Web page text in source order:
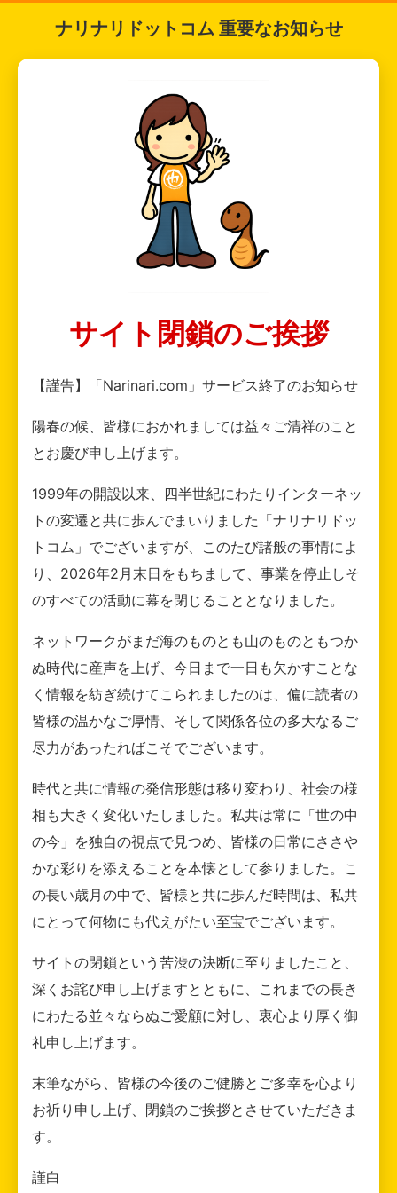
ナリナリドットコム 重要なお知らせ
サイト閉鎖のご挨拶
【謹告】「Narinari.com」サービス終了のお知らせ
陽春の候、皆様におかれましては益々ご清祥のこと
とお慶び申し上げます。
1999年の開設以来、四半世紀にわたりインターネッ
トの変遷と共に歩んでまいりました「ナリナリドッ
トコム」でございますが、このたび諸般の事情によ
り、2026年2月末日をもちまして、事業を停止しそ
のすべての活動に幕を閉じることとなりました。
ネットワークがまだ海のものとも山のものともつか
ぬ時代に産声を上げ、今日まで一日も欠かすことな
く情報を紡ぎ続けてこられましたのは、偏に読者の
皆様の温かなご厚情、そして関係各位の多大なるご
尽力があったればこそでございます。
時代と共に情報の発信形態は移り変わり、社会の様
相も大きく変化いたしました。私共は常に「世の中
の今」を独自の視点で見つめ、皆様の日常にささや
かな彩りを添えることを本懐として参りました。こ
の長い歳月の中で、皆様と共に歩んだ時間は、私共
にとって何物にも代えがたい至宝でございます。
サイトの閉鎖という苦渋の決断に至りましたこと、
深くお詫び申し上げますとともに、これまでの長き
にわたる並々ならぬご愛顧に対し、衷心より厚く御
礼申し上げます。
末筆ながら、皆様の今後のご健勝とご多幸を心より
お祈り申し上げ、閉鎖のご挨拶とさせていただきま
す。
謹白